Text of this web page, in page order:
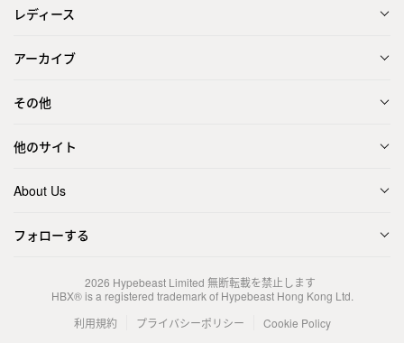
レディース
アーカイブ
その他
他のサイト
About Us
フォローする
2026 Hypebeast Limited 無断転載を禁止します
HBX® is a registered trademark of Hypebeast Hong Kong Ltd.
利用規約
プライバシーポリシー
Cookie Policy